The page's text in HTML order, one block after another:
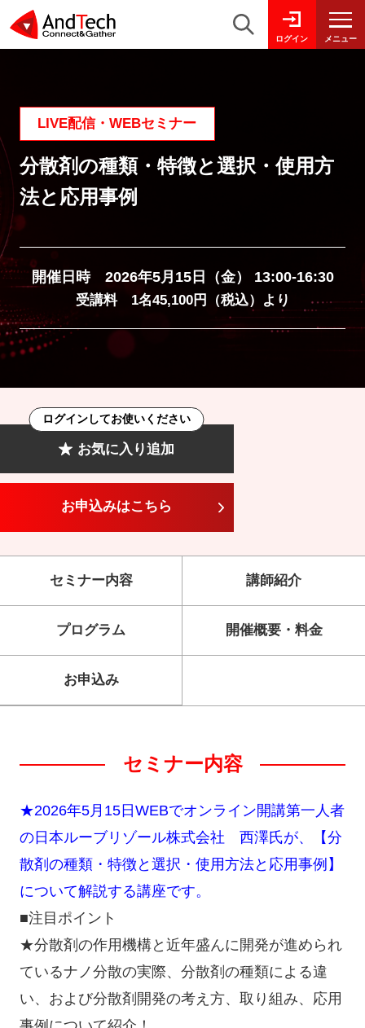
ログイン メニュー
LIVE配信・WEBセミナー
分散剤の種類・特徴と選択・使用方
法と応用事例
開催日時 2026年5月15日（金） 13:00-16:30
受講料 1名45,100円（税込）より
お気に入り追加
ログインしてお使いください
お申込みはこちら
セミナー内容 講師紹介
プログラム 開催概要・料金
お申込み
セミナー内容
★2026年5月15日WEBでオンライン開講第一人者
の日本ルーブリゾール株式会社 西澤氏が、【分
散剤の種類・特徴と選択・使用方法と応用事例】
について解説する講座です。
■注目ポイント
★分散剤の作用機構と近年盛んに開発が進められ
ているナノ分散の実際、分散剤の種類による違
い、および分散剤開発の考え方、取り組み、応用